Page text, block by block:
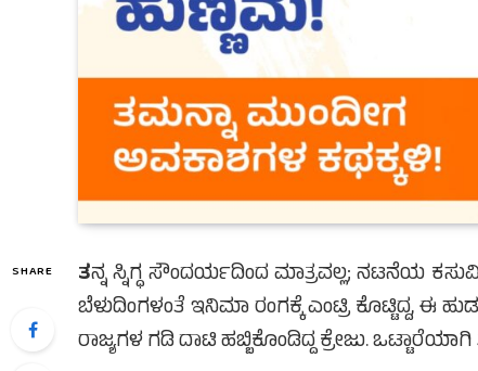
SHARE ತನ್ನ ಸ್ನಿಗ್ಧ ಸೌಂದರ್ಯದಿಂದ ಮಾತ್ರವಲ್ಲ; ನಟನೆಯ
ಬೆಳುದಿಂಗಳಂತೆ ಇನಿಮಾ ರಂಗಕ್ಕೆ ಎಂಟ್ರಿ ಕೊಟ್ಟಿದ್ದ, ಈ
ರಾಜ್ಯಗಳ ಗಡಿ ದಾಟಿ ಹಬ್ಬಿಕೊಂಡಿದ್ದ ಕ್ರೇಜು.